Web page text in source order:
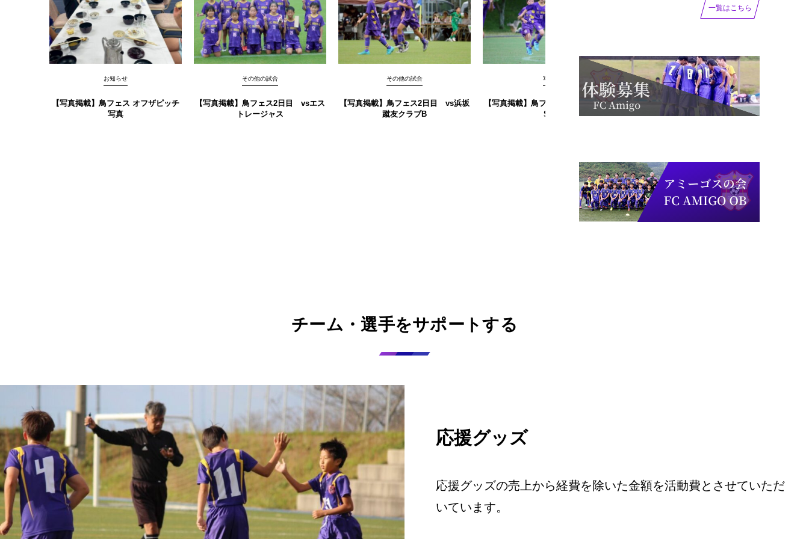
お知らせ
【写真掲載】鳥フェス オフザピッチ
写真
その他の試合
【写真掲載】鳥フェス2日目 vsエス
トレージャス
その他の試合
【写真掲載】鳥フェス2日目 vs浜坂
蹴友クラブB
写真
【写真掲載】鳥フェス2日目 vs面影
SC
その他の試合
【写真掲載】鳥フェス初日 vsフェ
リスタスFC
一覧はこちら
チーム・選手をサポートする
応援グッズ
応援グッズの売上から経費を除いた金額を活動費とさせていただ
いています。